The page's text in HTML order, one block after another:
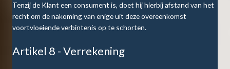
Tenzij de Klant een consument is, doet hij hierbij afstand van het
recht om de nakoming van enige uit deze overeenkomst
voortvloeiende verbintenis op te schorten.
Artikel 8 - Verrekening